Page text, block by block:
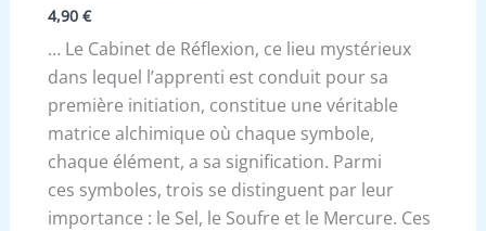
4,90 €
… Le Cabinet de Réflexion, ce lieu mystérieux
dans lequel l’apprenti est conduit pour sa
première initiation, constitue une véritable
matrice alchimique où chaque symbole,
chaque élément, a sa signification. Parmi
ces symboles, trois se distinguent par leur
importance : le Sel, le Soufre et le Mercure. Ces